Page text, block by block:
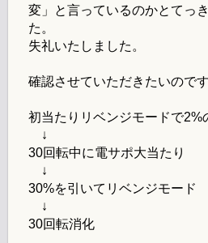
変」と言っているのかとてっ
た。
失礼いたしました。
確認させていただきたいのです
初当たりリベンジモードで2%
↓
30回転中に電サポ大当たり
↓
30%を引いてリベンジモード
↓
30回転消化